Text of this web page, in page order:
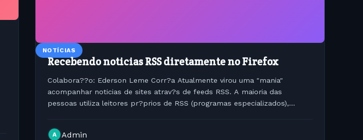
NOTÍCIAS
Recebendo noticias RSS diretamente no Firefox
Colabora??o: Ederson Leme Corr?a Atualmente virou uma "mania"
acompanhar noticias de sites atrav?s de feeds RSS. A maioria das
pessoas utiliza leitores pr?prios de RSS (programas especializados),
A Admin